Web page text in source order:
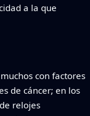
a la que
con factores
de cáncer; en los
relojes